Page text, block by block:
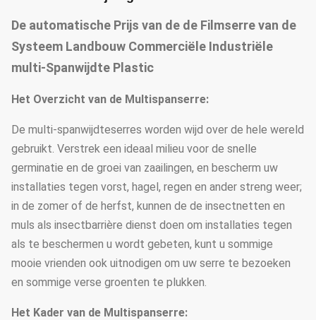
De automatische Prijs van de de Filmserre van de
Systeem Landbouw Commerciële Industriële
multi-Spanwijdte Plastic
Het Overzicht van de Multispanserre:
De multi-spanwijdteserres worden wijd over de hele wereld
gebruikt. Verstrek een ideaal milieu voor de snelle
germinatie en de groei van zaailingen, en bescherm uw
installaties tegen vorst, hagel, regen en ander streng weer;
in de zomer of de herfst, kunnen de de insectnetten en
muls als insectbarrière dienst doen om installaties tegen
als te beschermen u wordt gebeten, kunt u sommige
mooie vrienden ook uitnodigen om uw serre te bezoeken
en sommige verse groenten te plukken.
Het Kader van de Multispanserre: